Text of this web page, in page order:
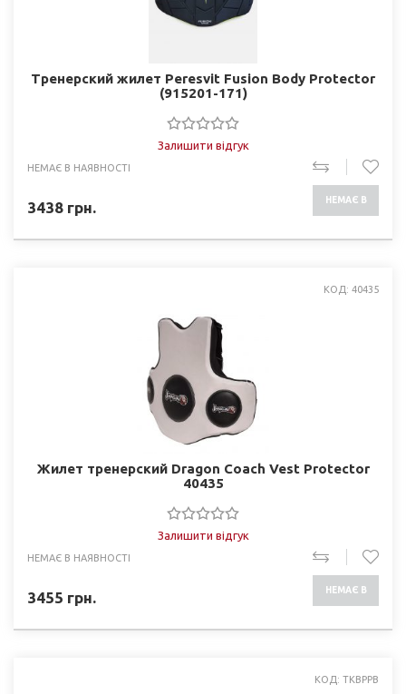
Тренерский жилет Peresvit Fusion Body Protector
(915201-171)
Залишити відгук
НЕМАЄ В НАЯВНОСТІ
3438 грн. НЕМАЄ В
КОД: 40435
Жилет тренерский Dragon Coach Vest Protector
40435
Залишити відгук
НЕМАЄ В НАЯВНОСТІ
3455 грн. НЕМАЄ В
КОД: TKBPPB